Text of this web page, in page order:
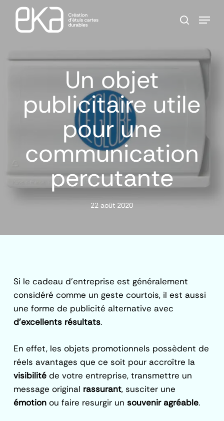
content
search
Menu
Un objet
publicitaire utile
pour une
communication
percutante
22 août 2020
Si le cadeau d’entreprise est généralement
considéré comme un geste courtois, il est aussi
une forme de publicité alternative avec
d’excellents résultats.
En effet, les objets promotionnels possèdent de
réels avantages que ce soit pour accroître la
visibilité de votre entreprise, transmettre un
message original rassurant, susciter une
émotion ou faire resurgir unsouvenir agréable.